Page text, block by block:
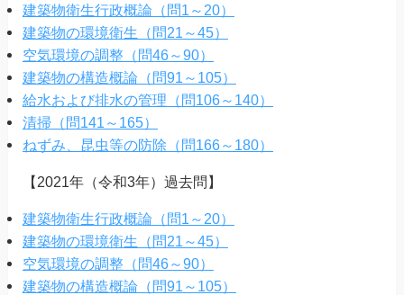
建築物衛生行政概論（問1～20）
建築物の環境衛生（問21～45）
空気環境の調整（問46～90）
建築物の構造概論（問91～105）
給水および排水の管理（問106～140）
清掃（問141～165）
ねずみ、昆虫等の防除（問166～180）
【2021年（令和3年）過去問】
建築物衛生行政概論（問1～20）
建築物の環境衛生（問21～45）
空気環境の調整（問46～90）
建築物の構造概論（問91～105）